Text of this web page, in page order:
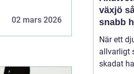
02 mars 2026
växjö så får du
snabb
djur blir
När ett
allvarligt
skadat